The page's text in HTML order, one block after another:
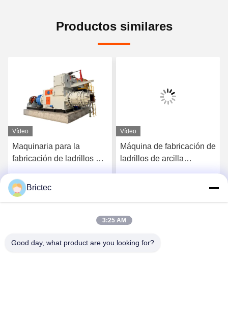
Productos similares
Vídeo
Maquinaria para la
fabricación de ladrillos de
Equipo de construcción
de ladrillos Extrusora de
Vídeo
Máquina de fabricación de
ladrillos de arcilla
Brictec
3:25 AM
Good day, what product are you looking for?